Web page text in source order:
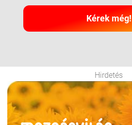
Kérek még!
Hirdetés